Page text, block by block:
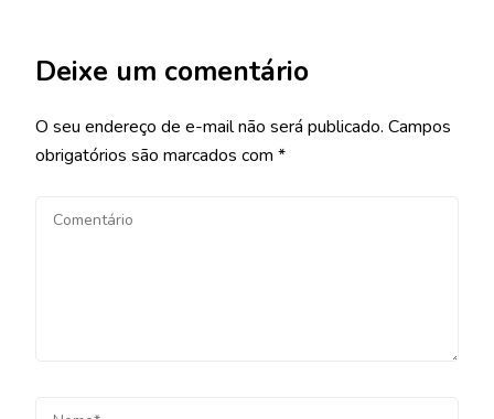
Deixe um comentário
O seu endereço de e-mail não será publicado. Campos
obrigatórios são marcados com *